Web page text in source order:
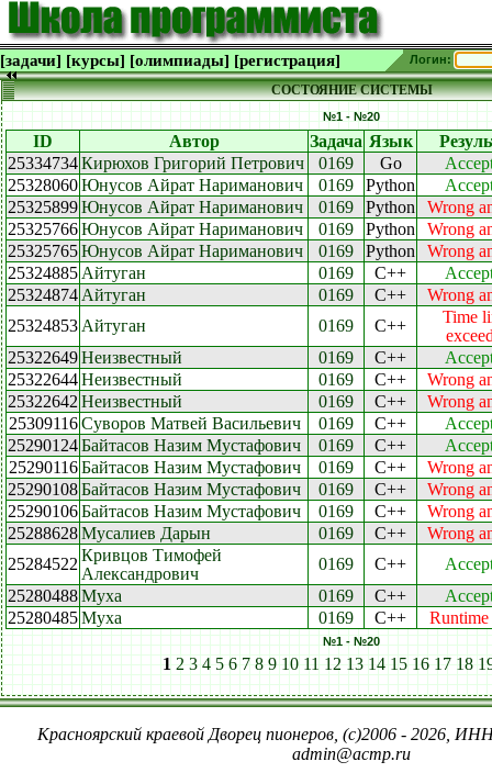
[задачи] [курсы] [олимпиады] [регистрация] Логин:
СОСТОЯНИЕ СИСТЕМЫ
№1 - №20
ID Автор Задача Язык
25334734Кирюхов Григорий Петрович 0169 Go
25328060Юнусов Айрат Нариманович 0169 Python
25325899Юнусов Айрат Нариманович 0169 Python
Wrong
25325766Юнусов Айрат Нариманович 0169 Python
Wrong
25325765Юнусов Айрат Нариманович 0169 Python
Wrong
25324885 Айтуган 0169 C++
25324874 Айтуган 0169 C++
Wrong
25324853 Айтуган 0169 C++
Time
25322649Неизвестный 0169 C++
25322644Неизвестный 0169 C++
Wrong
25322642 Неизвестный 0169 C++
Wrong
25309116 Суворов Матвей Васильевич 0169 C++
25290124Байтасов Назим Мустафович 0169 C++
25290116 Байтасов Назим Мустафович 0169 C++
Wrong
25290108Байтасов Назим Мустафович 0169 C++
Wrong
25290106Байтасов Назим Мустафович 0169 C++
Wrong
25288628Мусалиев Дарын 0169 C++
Wrong
25284522 Кривцов Тимофей
Александрович
0169 C++
25280488Муха 0169 C++
25280485Муха 0169 C++ Runtime
№1 - №20
1 2 3 4 5 6 7 8 9 10 11 12 13 14 15 16 17 18
Красноярский краевой Дворец пионеров, (c)2006 - 2026,
admin@acmp.ru